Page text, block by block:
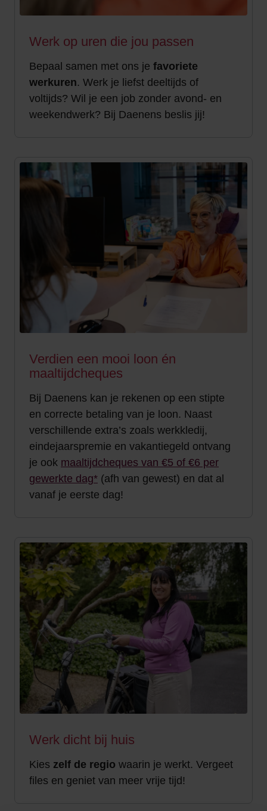
Werk op uren die jou passen
Bepaal samen met ons je favoriete
werkuren. Werk je liefst deeltijds of
voltijds? Wil je een job zonder avond- en
weekendwerk? Bij Daenens beslis jij!
Verdien een mooi loon én
maaltijdcheques
Bij Daenens kan je rekenen op een stipte
en correcte betaling van je loon. Naast
verschillende extra’s zoals werkkledij,
eindejaarspremie en vakantiegeld ontvang
je ook maaltijdcheques van €5 of €6 per
gewerkte dag* (afh van gewest) en dat al
vanaf je eerste dag!
Werk dicht bij huis
Kies zelf de regio waarin je werkt. Vergeet
files en geniet van meer vrije tijd!